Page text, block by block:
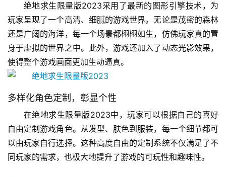
绝地求生限量版2023采用了最新的图形引擎技术，为
玩家呈现了一个高清、细腻的游戏世界。无论是茂密的森林
还是广阔的海洋，每一个场景都栩栩如生，仿佛玩家真的置
身于虚拟的世界之中。此外，游戏还加入了动态光影效果，
使得整个游戏画面更加生动逼真。
多样化角色定制，彰显个性
在绝地求生限量版2023中，玩家可以根据自己的喜好
自由定制游戏角色。从发型、肤色到服装，每一个细节都可
以由玩家自行选择。这种高度自由的定制系统不仅满足了不
同玩家的需求，也极大地提升了游戏的可玩性和趣味性。